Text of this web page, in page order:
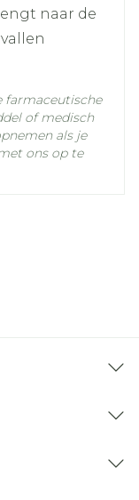
naar de
farmaceutische
of medisch
als je
ons op te